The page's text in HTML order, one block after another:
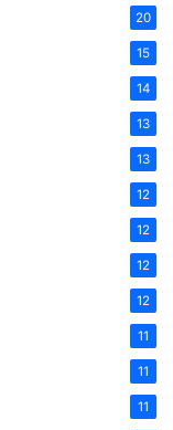
20
15
14
13
13
12
12
12
12
11
11
11